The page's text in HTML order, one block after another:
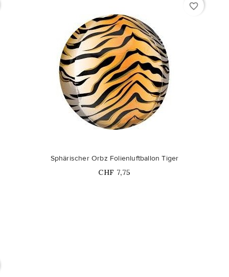
favorite_border
Sphärischer Orbz Folienluftballon Tiger
Price
CHF 7,75